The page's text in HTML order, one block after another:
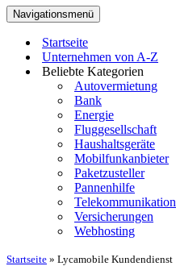
Navigationsmenü
Startseite
Unternehmen von A-Z
Beliebte Kategorien
Autovermietung
Bank
Energie
Fluggesellschaft
Haushaltsgeräte
Mobilfunkanbieter
Paketzusteller
Pannenhilfe
Telekommunikation
Versicherungen
Webhosting
Startseite » Lycamobile Kundendienst